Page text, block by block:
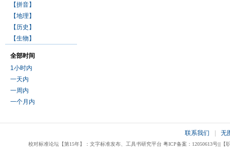
【拼音】
【地理】
【历史】
【生物】
全部时间
1小时内
一天内
一周内
一个月内
联系我们 无
校对标准论坛【第15年】：文字标准发布、工具书研究平台 粤ICP备案：12050613号|||【